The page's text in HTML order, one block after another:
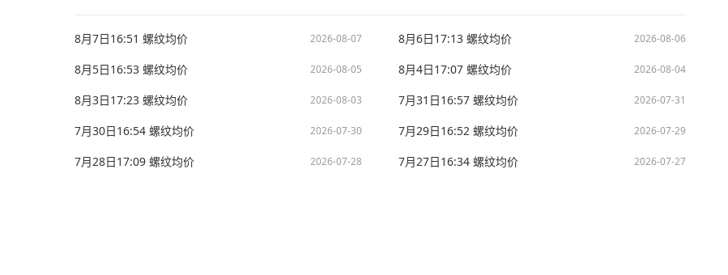
8月7日16:51 螺纹均价 2026-08-07 8月6日17:13 螺纹均价 2026-08-06
8月5日16:53 螺纹均价 2026-08-05 8月4日17:07 螺纹均价 2026-08-04
8月3日17:23 螺纹均价 2026-08-03 7月31日16:57 螺纹均价 2026-07-31
7月30日16:54 螺纹均价 2026-07-30 7月29日16:52 螺纹均价 2026-07-29
7月28日17:09 螺纹均价 2026-07-28 7月27日16:34 螺纹均价 2026-07-27